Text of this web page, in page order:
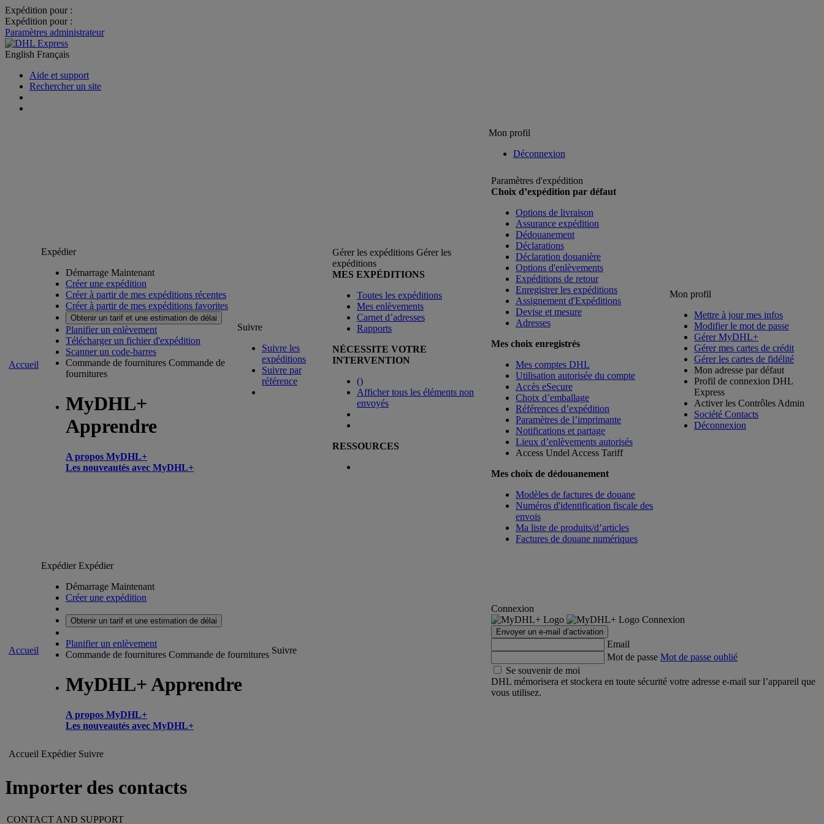
Expédition pour :
Expédition pour :
Paramètres administrateur
English Français
Aide et support
Rechercher un site
Mon profil
Déconnexion
Accueil
Expédier
Démarrage Maintenant
Créer une expédition
Créer à partir de mes expéditions récentes
Créer à partir de mes expéditions favorites
Obtenir un tarif et une estimation de délai
Planifier un enlèvement
Télécharger un fichier d'expédition
Scanner un code-barres
Commande de fournitures Commande de
fournitures
MyDHL+
Apprendre
A propos MyDHL+
Les nouveautés avec MyDHL+
Suivre
Suivre les
expéditions
Suivre par
référence
Gérer les expéditions Gérer les
expéditions
MES EXPÉDITIONS
Toutes les expéditions
Mes enlèvements
Carnet d’adresses
Rapports
NÉCESSITE VOTRE
INTERVENTION
()
Afficher tous les éléments non
envoyés
RESSOURCES
Paramètres d'expédition
Choix d’expédition par défaut
Options de livraison
Assurance expédition
Dédouanement
Déclarations
Déclaration douanière
Options d'enlèvements
Expéditions de retour
Enregistrer les expéditions
Assignement d'Expéditions
Devise et mesure
Adresses
Mes choix enregistrés
Mes comptes DHL
Utilisation autorisée du compte
Accès eSecure
Choix d’emballage
Références d’expédition
Paramètres de l’imprimante
Notifications et partage
Lieux d’enlèvements autorisés
Access Undel Access Tariff
Mes choix de dédouanement
Modèles de factures de douane
Numéros d'identification fiscale des
envois
Ma liste de produits/d’articles
Factures de douane numériques
Mon profil
Mettre à jour mes infos
Modifier le mot de passe
Gérer MyDHL+
Gérer mes cartes de crédit
Gérer les cartes de fidélité
Mon adresse par défaut
Profil de connexion DHL
Express
Activer les Contrôles Admin
Société Contacts
Déconnexion
Accueil
ExpédierExpédier
Démarrage Maintenant
Créer une expédition
Obtenir un tarif et une estimation de délai
Planifier un enlèvement
Commande de fournitures Commande de fournitures
MyDHL+ Apprendre
A propos MyDHL+
Les nouveautés avec MyDHL+
Suivre
Connexion
Connexion
Envoyer un e-mail d’activation
Email
Mot de passe Mot de passe oublié
Se souvenir de moi
DHL mémorisera et stockera en toute sécurité votre adresse e-mail sur l’appareil que
vous utilisez.
Accueil Expédier Suivre
Importer des contacts
CONTACT AND SUPPORT